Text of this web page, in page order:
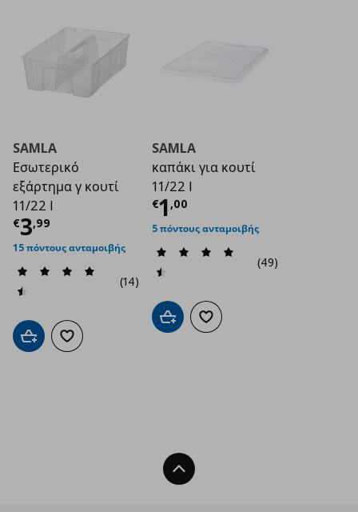
SAMLA
Εσωτερικό
εξάρτημα γ κουτί
11/22 l
€3,99
Τρέχουσα τιμή€ 3,99
15 πόντους ανταμοιβής
(14)
Προσθήκη στο καλάθι
Προσθήκη στα αγαπημένα
SAMLA
καπάκι για κουτί
11/22 l
€1 ,00
Τρέχουσα τιμή
5 πόντους ανταμοιβής
(49)
Προσθήκη στο καλάθι
Προσθήκη στα αγαπημένα
Back To Top